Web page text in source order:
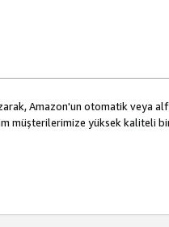
Amazon'un otomatik veya
müşterilerimize yüksek kaliteli